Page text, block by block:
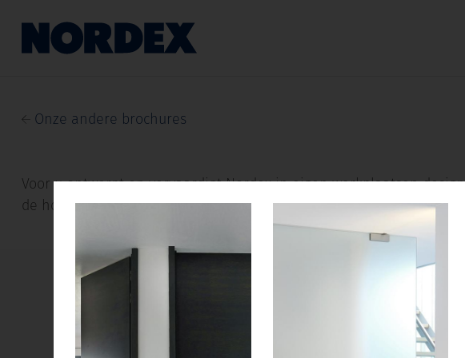
Onze andere brochures
Voor u ontwerpt en vervaardigt Nordex in eigen werkplaatsen
de hoogstaande afwerking zorgen voor geraffineerde luxe.